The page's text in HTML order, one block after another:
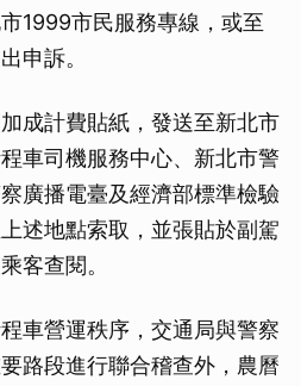
1999市民服務專線，或至
申訴。
成計費貼紙，發送至新北市
車司機服務中心、新北市警
廣播電臺及經濟部標準檢驗
述地點索取，並張貼於副駕
客查閱。
車營運秩序，交通局與警察
路段進行聯合稽查外，農曆